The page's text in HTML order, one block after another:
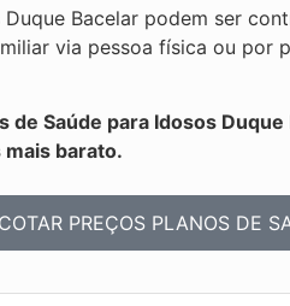
Bacelar podem ser
via pessoa física ou por
de Saúde para Idosos Duque
mais barato.
COTAR PREÇOS PLANOS DE